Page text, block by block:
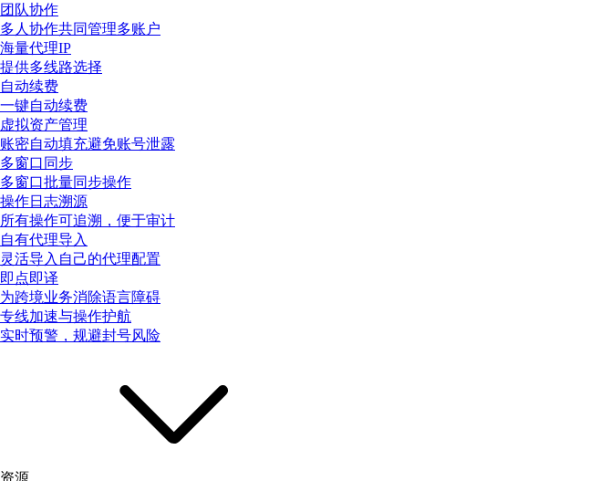
团队协作
多人协作共同管理多账户
海量代理IP
提供多线路选择
自动续费
一键自动续费
虚拟资产管理
账密自动填充避免账号泄露
多窗口同步
多窗口批量同步操作
操作日志溯源
所有操作可追溯，便于审计
自有代理导入
灵活导入自己的代理配置
即点即译
为跨境业务消除语言障碍
专线加速与操作护航
实时预警，规避封号风险
资源